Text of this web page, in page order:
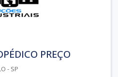
PREÇO
- SP